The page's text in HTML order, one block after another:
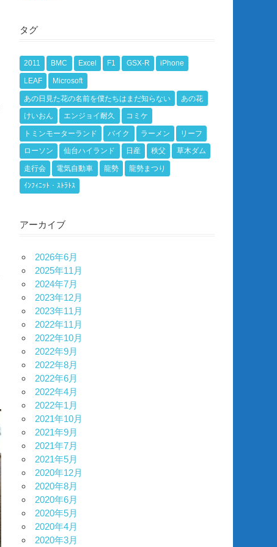
タグ
2011 BMC Excel F1 GSX-R iPhone
LEAF Microsoft
あの日見た花の名前を僕たちはまだ知らない あの花
けいおん エンジョイ耐久 コミケ
トミンモーターランド バイク ラーメン リーフ
ローソン 仙台ハイランド 日産 秩父 草木ダム
走行会 電気自動車 龍勢 龍勢まつり
ｲﾝﾌｨﾆｯﾄ・ｽﾄﾗﾄｽ
アーカイブ
2026年6月
2025年11月
2024年7月
2023年12月
2023年11月
2022年11月
2022年10月
2022年9月
2022年8月
2022年6月
2022年4月
2022年1月
2021年10月
2021年9月
2021年7月
2021年5月
2020年12月
2020年8月
2020年6月
2020年5月
2020年4月
2020年3月